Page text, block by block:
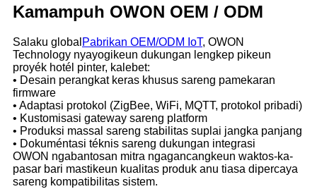
Kamampuh OWON OEM / ODM
Salaku global Pabrikan OEM/ODM IoT, OWON
Technology nyayogikeun dukungan lengkep pikeun
proyék hotél pinter, kalebet:
• Desain perangkat keras khusus sareng pamekaran
firmware
• Adaptasi protokol (ZigBee, WiFi, MQTT, protokol pribadi)
• Kustomisasi gateway sareng platform
• Produksi massal sareng stabilitas suplai jangka panjang
• Dokuméntasi téknis sareng dukungan integrasi
OWON ngabantosan mitra ngagancangkeun waktos-ka-
pasar bari mastikeun kualitas produk anu tiasa dipercaya
sareng kompatibilitas sistem.